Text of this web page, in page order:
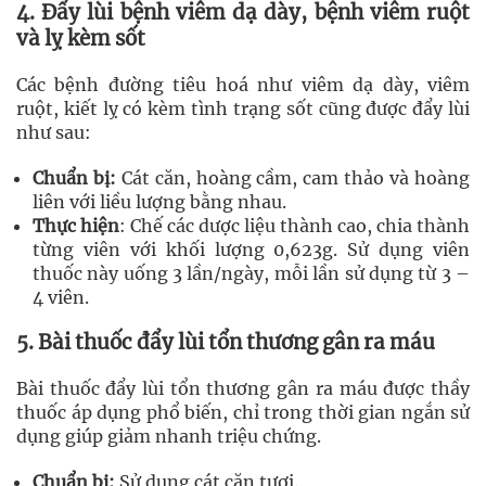
4. Đẩy lùi bệnh viêm dạ dày, bệnh viêm ruột
và lỵ kèm sốt
Các bệnh đường tiêu hoá như viêm dạ dày, viêm
ruột, kiết lỵ có kèm tình trạng sốt cũng được đẩy lùi
như sau:
Chuẩn bị: Cát căn, hoàng cầm, cam thảo và hoàng
liên với liều lượng bằng nhau.
Thực hiện: Chế các dược liệu thành cao, chia thành
từng viên với khối lượng 0,623g. Sử dụng viên
thuốc này uống 3 lần/ngày, mỗi lần sử dụng từ 3 –
4 viên.
5. Bài thuốc đẩy lùi tổn thương gân ra máu
Bài thuốc đẩy lùi tổn thương gân ra máu được thầy
thuốc áp dụng phổ biến, chỉ trong thời gian ngắn sử
dụng giúp giảm nhanh triệu chứng.
Chuẩn bị: Sử dụng cát căn tươi.